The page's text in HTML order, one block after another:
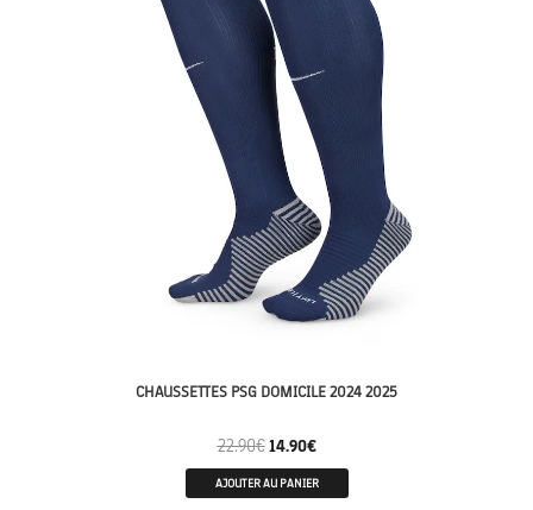
CHAUSSETTES PSG DOMICILE 2024 2025
22.90€ 14.90€
AJOUTER AU PANIER